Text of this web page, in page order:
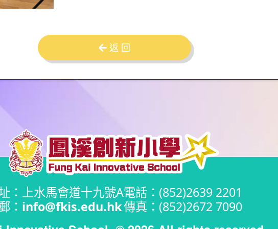
返 回
：上水馬會道十九號A
： info@fkis.edu.hk
電話：(852)2639 2201
傳真：(852)2672 7090